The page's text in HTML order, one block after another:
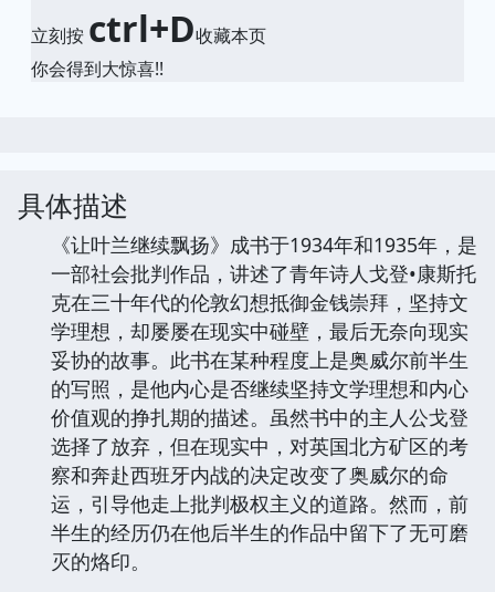
立刻按 ctrl+D收藏本页
你会得到大惊喜!!
具体描述
《让叶兰继续飘扬》成书于1934年和1935年，是
一部社会批判作品，讲述了青年诗人戈登•康斯托
克在三十年代的伦敦幻想抵御金钱崇拜，坚持文
学理想，却屡屡在现实中碰壁，最后无奈向现实
妥协的故事。此书在某种程度上是奥威尔前半生
的写照，是他内心是否继续坚持文学理想和内心
价值观的挣扎期的描述。虽然书中的主人公戈登
选择了放弃，但在现实中，对英国北方矿区的考
察和奔赴西班牙内战的决定改变了奥威尔的命
运，引导他走上批判极权主义的道路。然而，前
半生的经历仍在他后半生的作品中留下了无可磨
灭的烙印。